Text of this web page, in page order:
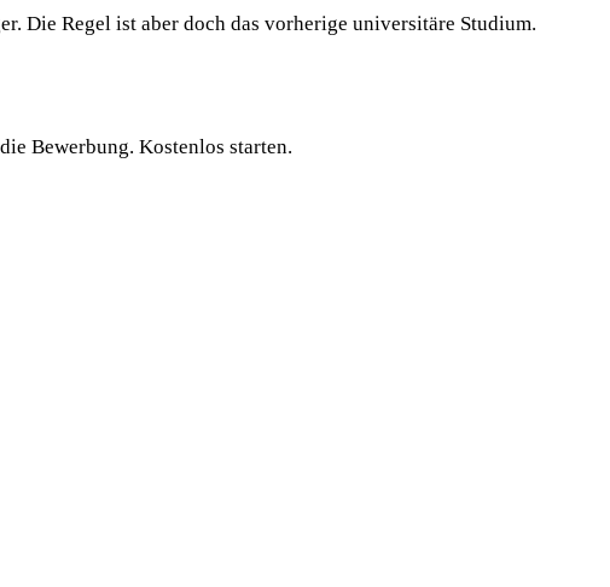
Die Regel ist aber doch das vorherige universitäre Studium.
Bewerbung. Kostenlos starten.